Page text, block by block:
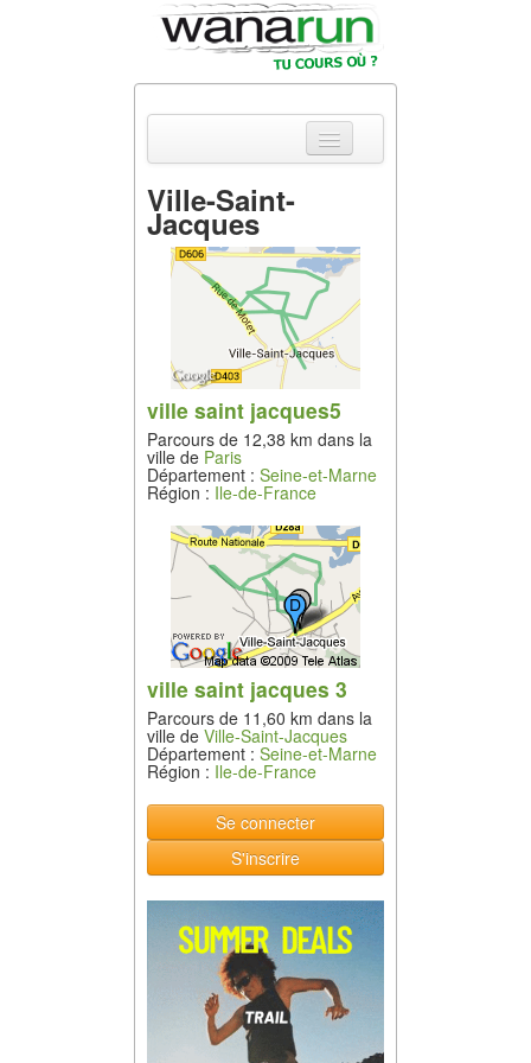
Actualités
Equipements &
Tests
Parcours &
Courses
Outils & Réseaux
Ville-Saint-
Jacques
ville saint jacques5
Parcours de 12,38 km dans la
ville de Paris
Département : Seine-et-Marne
Région : Ile-de-France
ville saint jacques 3
Parcours de 11,60 km dans la
ville de Ville-Saint-Jacques
Département : Seine-et-Marne
Région : Ile-de-France
Se connecter
S'inscrire